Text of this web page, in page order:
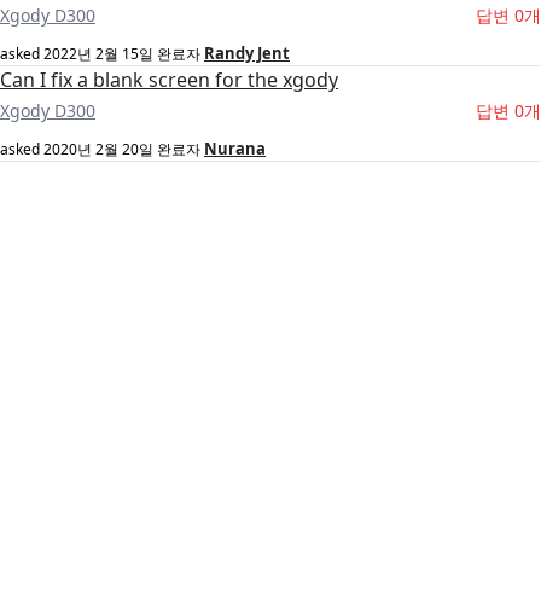
Xgody D300 답변 0개
asked2022년 2월 15일 완료자 Randy Jent
Can I fix a blank screen for the xgody
Xgody D300 답변 0개
asked2020년 2월 20일 완료자 Nurana